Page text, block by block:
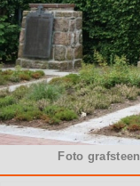
Foto grafsteen